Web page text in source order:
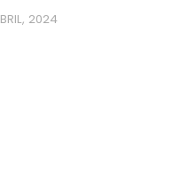
2024